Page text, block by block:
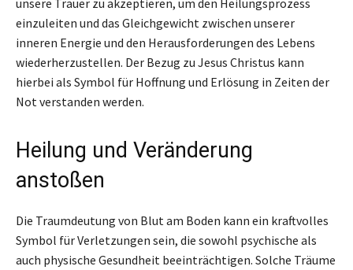
einzuleiten und das Gleichgewicht zwischen unserer
inneren Energie und den Herausforderungen des Lebens
wiederherzustellen. Der Bezug zu Jesus Christus kann
hierbei als Symbol für Hoffnung und Erlösung in Zeiten der
Not verstanden werden.
Heilung und Veränderung
anstoßen
Die Traumdeutung von Blut am Boden kann ein kraftvolles
Symbol für Verletzungen sein, die sowohl psychische als
auch physische Gesundheit beeinträchtigen. Solche Träume